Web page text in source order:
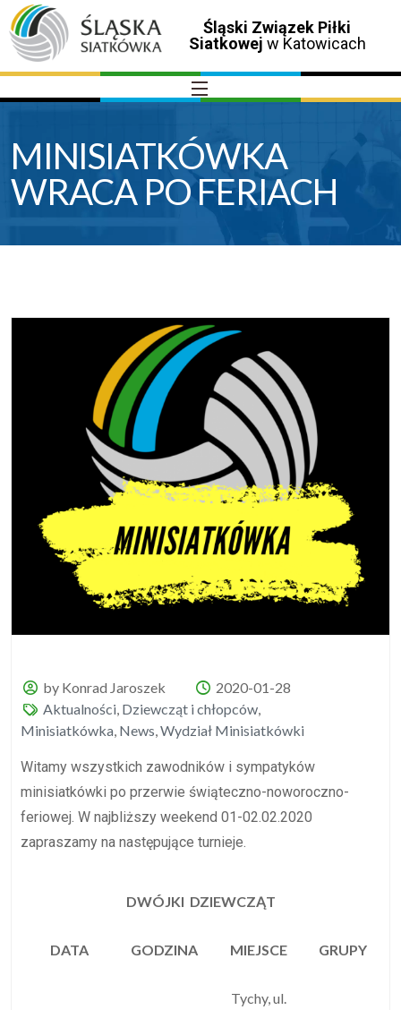
Śląski Związek Piłki
Siatkowej w Katowicach
MINISIATKÓWKA
WRACA PO FERIACH
by Konrad Jaroszek
2020-01-28
Aktualności, Dziewcząt i chłopców,
Minisiatkówka, News,Wydział Minisiatkówki
Witamy wszystkich zawodników i sympatyków
minisiatkówki po przerwie świąteczno-noworoczno-
feriowej. W najbliższy weekend 01-02.02.2020
zapraszamy na następujące turnieje.
DWÓJKI DZIEWCZĄT
DATA GODZINA MIEJSCE GRUPY
Tychy, ul.